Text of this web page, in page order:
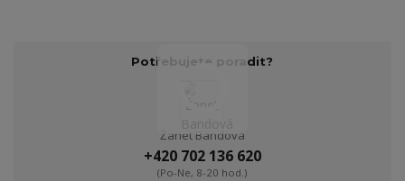
Potřebujete poradit?
Žanet Bandová
+420 702 136 620
(Po-Ne, 8-20 hod.)